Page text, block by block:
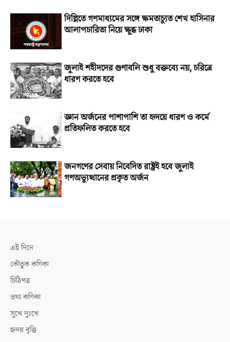
দিল্লিতে গণমাধ্যমের সঙ্গে ক্ষমতাচ্যুত শেখ হাসিনার
আলাপচারিতা নিয়ে ক্ষুব্ধ ঢাকা
জুলাই শহীদদের গুণাবলি শুধু বক্তব্যে নয়, চরিত্রে
ধারণ করতে হবে
জ্ঞান অর্জনের পাশাপাশি তা হৃদয়ে ধারণ ও কর্মে
প্রতিফলিত করতে হবে
জনগণের সেবায় নিবেদিত রাষ্ট্রই হবে জুলাই
গণঅভ্যুত্থানের প্রকৃত অর্জন
এই দিনে
কৌতুক কণিকা
চিঠিপত্র
তথ্য কণিকা
সুখে দুঃখে
হৃদয় বৃত্তি